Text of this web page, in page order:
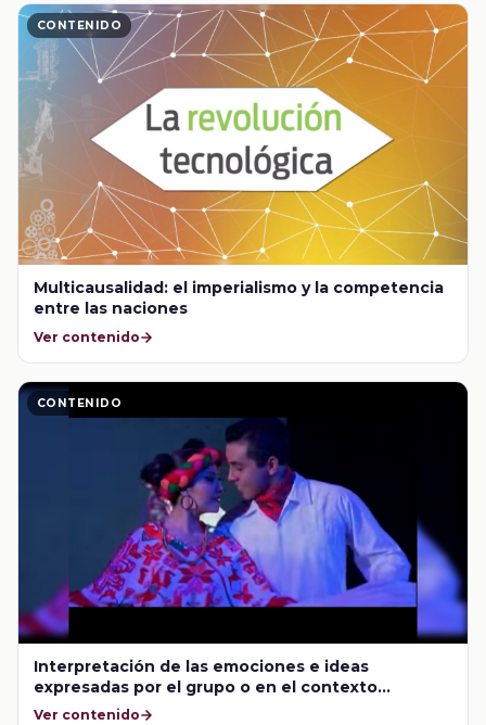
CONTENIDO
Multicausalidad: el imperialismo y la competencia
entre las naciones
Ver contenido
CONTENIDO
Interpretación de las emociones e ideas
expresadas por el grupo o en el contexto
sociocultural
Ver contenido